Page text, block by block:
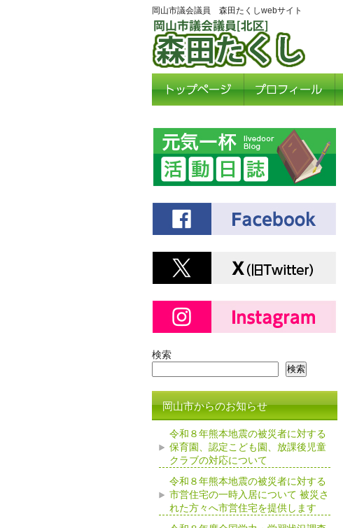
岡山市議会議員 森田たくしwebサイト
検索
検索
岡山市からのお知らせ
令和８年熊本地震の被災者に対する
保育園、認定こども園、放課後児童
クラブの対応について
令和８年熊本地震の被災者に対する
市営住宅の一時入居について 被災さ
れた方々へ市営住宅を提供します